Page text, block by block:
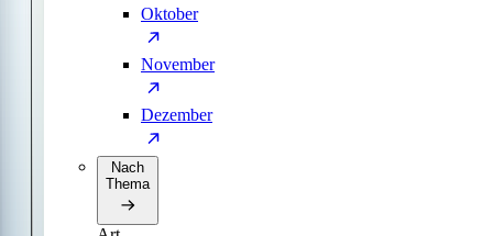
Oktober
November
Dezember
Nach
Thema